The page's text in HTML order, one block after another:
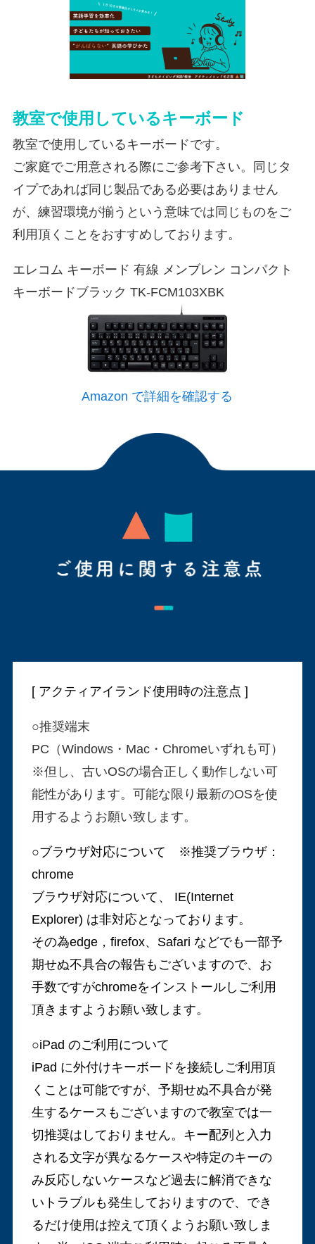
教室で使用しているキーボード
教室で使用しているキーボードです。
ご家庭でご用意される際にご参考下さい。同じタ
イプであれば同じ製品である必要はありません
が、練習環境が揃うという意味では同じものをご
利用頂くことをおすすめしております。
エレコム キーボード 有線 メンブレン コンパクト
キーボードブラック TK-FCM103XBK
Amazon で詳細を確認する
[ アクティアイランド使用時の注意点 ]
○推奨端末
PC（Windows・Mac・Chromeいずれも可）
※但し、古いOSの場合正しく動作しない可
能性があります。可能な限り最新のOSを使
用するようお願い致します。
○ブラウザ対応について ※推奨ブラウザ：
chrome
ブラウザ対応について、 IE(Internet
Explorer) は非対応となっております。
その為edge，firefox、Safari などでも一部予
期せぬ不具合の報告もございますので、お
手数ですがchromeをインストールしご利用
頂きますようお願い致します。
○iPad のご利用について
iPad に外付けキーボードを接続しご利用頂
くことは可能ですが、予期せぬ不具合が発
生するケースもございますので教室では一
切推奨はしておりません。キー配列と入力
される文字が異なるケースや特定のキーの
み反応しないケースなど過去に解消できな
いトラブルも発生しておりますので、でき
るだけ使用は控えて頂くようお願い致しま